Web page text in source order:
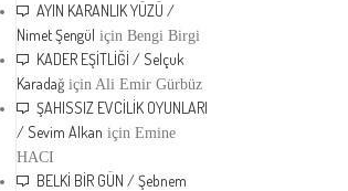
AYIN KARANLIK YÜZÜ /
Nimet Şengül içinBengi Birgi
KADER EŞİTLİĞİ / Selçuk
Karadağ içinAli Emir Gürbüz
ŞAHISSIZ EVCİLİK OYUNLARI
/ Sevim Alkan içinEmine
HACI
BELKİ BİR GÜN / Şebnem